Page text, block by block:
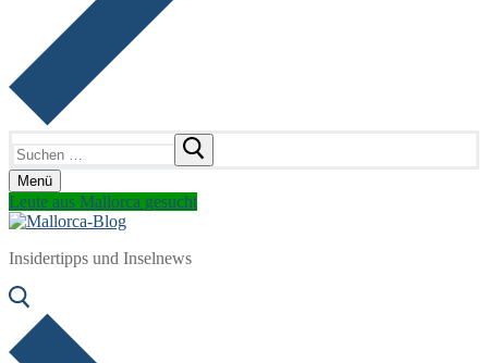
nach:
Menü
Leute aus Mallorca gesucht
Insidertipps und Inselnews